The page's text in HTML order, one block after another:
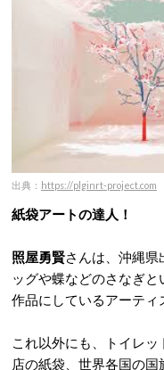
出典： https://plginrt-project.com
紙袋アートの達人！
照屋勇賢さんは、沖縄
ッグや蝶などのさなぎ
作品にしているアーティ
これ以外にも、トイレ
店の紙袋、世界各国の